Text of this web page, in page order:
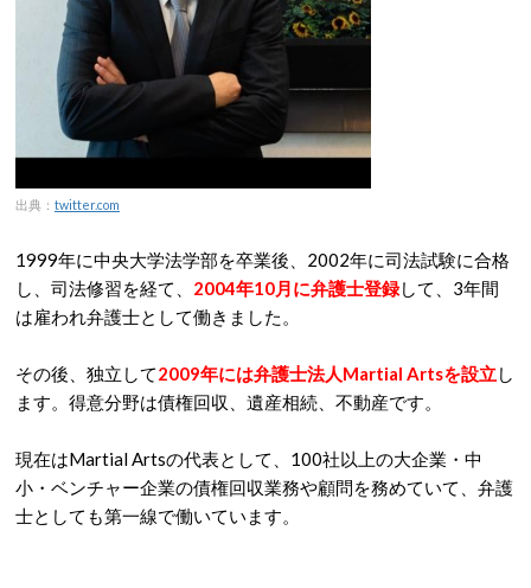
出典： twitter.com
1999年に中央大学法学部を卒業後、2002年に司法試験に合格
し、司法修習を経て、 2004年10月に弁護士登録して、3年間
は雇われ弁護士として働きました。
その後、独立して2009年には弁護士法人Martial Artsを設立し
ます。得意分野は債権回収、遺産相続、不動産です。
現在はMartial Artsの代表として、100社以上の大企業・中
小・ベンチャー企業の債権回収業務や顧問を務めていて、弁護
士としても第一線で働いています。